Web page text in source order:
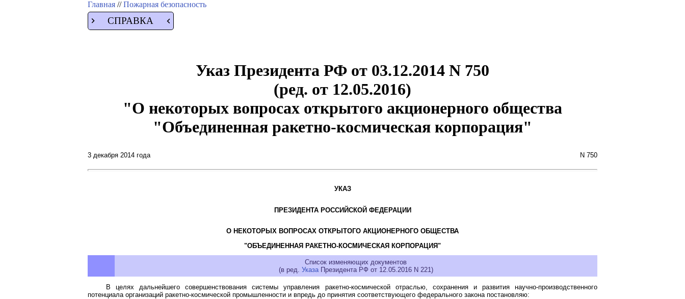
Главная //Пожарная безопасность
СПРАВКА
Указ Президента РФ от 03.12.2014 N 750
(ред. от 12.05.2016)
"О некоторых вопросах открытого акционерного общества
"Объединенная ракетно-космическая корпорация"
3 декабря 2014 года N 750
УКАЗ
ПРЕЗИДЕНТА РОССИЙСКОЙ ФЕДЕРАЦИИ
О НЕКОТОРЫХ ВОПРОСАХ ОТКРЫТОГО АКЦИОНЕРНОГО ОБЩЕСТВА
"ОБЪЕДИНЕННАЯ РАКЕТНО-КОСМИЧЕСКАЯ КОРПОРАЦИЯ"
Список изменяющих документов
(в ред. УказаПрезидента РФ от 12.05.2016 N 221)
В целях дальнейшего совершенствования системы управления ракетно-космической отраслью, сохранения и развития научно-производственного
потенциала организаций ракетно-космической промышленности и впредь до принятия соответствующего федерального закона постановляю: